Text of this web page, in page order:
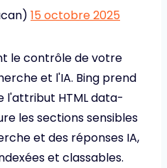
15 octobre 2025
le contrôle de votre
et l'IA. Bing prend
l'attribut HTML data-
les sections sensibles
et des réponses IA,
et classables.